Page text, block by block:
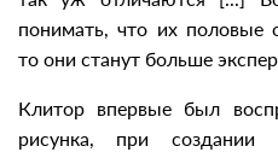
понимать, что их
то они станут больше
Клитор впервые был
рисунка, при создании